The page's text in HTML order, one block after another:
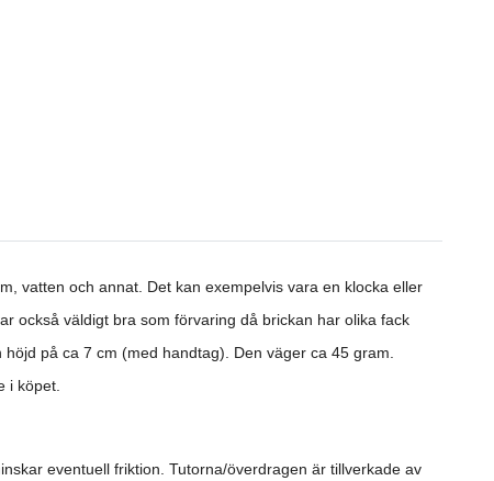
vatten och annat. Det kan exempelvis vara en klocka eller
också väldigt bra som förvaring då brickan har olika fack
på ca 7 cm (med handtag). Den väger ca 45 gram.
i köpet.
eventuell friktion. Tutorna/överdragen är tillverkade av